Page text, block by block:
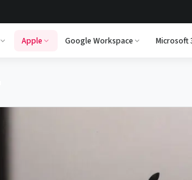
Apple Google Workspace Microsoft